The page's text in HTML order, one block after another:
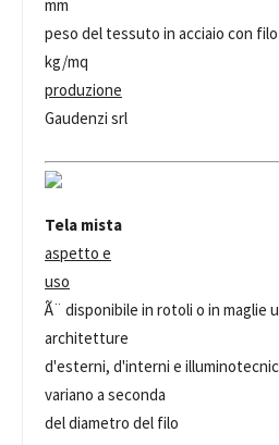
mm
peso del tessuto in acciaio con filo
kg/mq
produzione
Gaudenzi srl
Tela mista
aspetto e
uso
Ã¨ disponibile in rotoli o in maglie
architetture
d'esterni, d'interni e
variano a seconda
del diametro del filo